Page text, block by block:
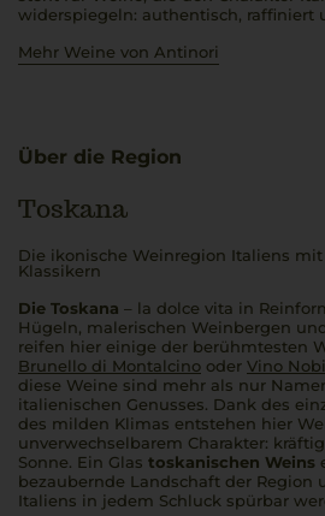
widerspiegeln: authentisch, raffiniert
Mehr Weine von Antinori
Über die Region
Toskana
Die ikonische Weinregion Italiens
Klassikern
Die Toskana – la dolce vita in
Hügeln, malerischen Weinbergen
reifen hier einige der berühmtesten
Brunello di Montalcino oder Vino
diese Weine sind mehr als nur
italienischen Genusses. Dank des
des milden Klimas entstehen hier
unverwechselbarem Charakter:
Sonne. Ein Glas toskanischen Weins
bezaubernde Landschaft der Region
Italiens in jedem Schluck spürbar